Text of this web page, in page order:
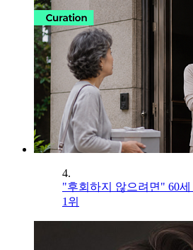
4.
"후회하지 않으려면" 60
1위